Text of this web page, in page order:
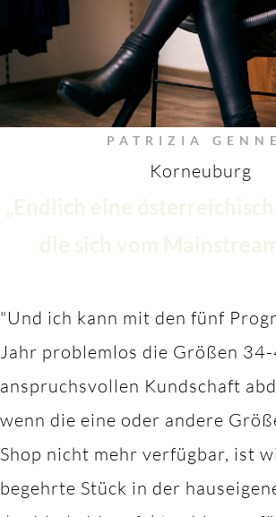
PATRIZIA
Korneuburg
„Endlich eine
die sich vom
"Und ich kann mit den fünf
Jahr problemlos die Größen
anspruchsvollen Kundschaft
wenn die eine oder andere
Shop nicht mehr verfügbar, ist
begehrte Stück in der